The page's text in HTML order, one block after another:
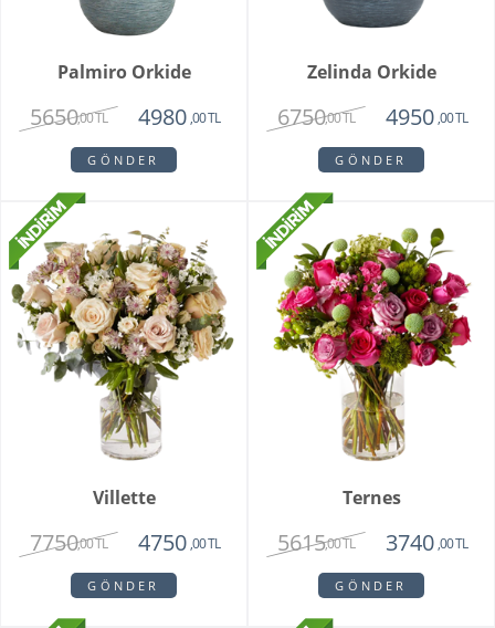
Palmiro Orkide
5650,00 TL 4980 ,00 TL
GÖNDER
Zelinda Orkide
6750,00 TL 4950 ,00 TL
GÖNDER
Villette
7750,00 TL 4750,00 TL
GÖNDER
Ternes
5615,00 TL 3740,00 TL
GÖNDER